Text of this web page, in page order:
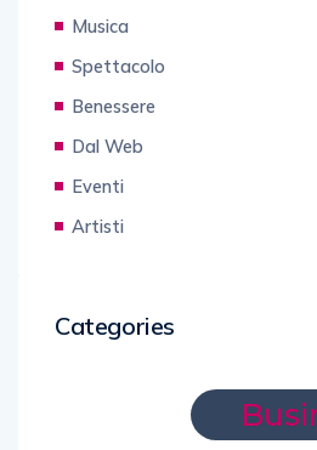
Musica
Spettacolo
Benessere
Dal Web
Eventi
Artisti
Categories